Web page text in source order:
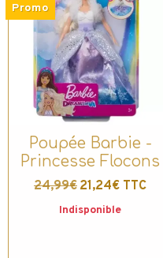
Promo
Poupée Barbie -
Princesse Flocons
24,99€ 21,24€ TTC
Indisponible